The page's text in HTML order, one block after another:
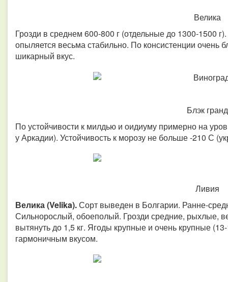
Велика
Грозди в среднем 600-800 г (отдельные до 1300-1500
опыляется весьма стабильно. По консистенции очень
шикарный вкус.
Блэк гранд
По устойчивости к милдью и оидиуму примерно на
у Аркадии). Устойчивость к морозу не больше -210 С
Ливия
Велика (Velika).Сорт выведен в Болгарии. Ранне-
Сильнорослый, обоеполый. Грозди средние, рыхлые,
вытянуть до 1,5 кг. Ягоды крупные и очень крупные
гармоничным вкусом.